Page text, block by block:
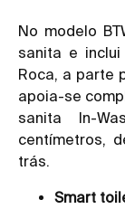
No modelo
sanita e
Roca, a parte
apoia-se
sanita In-
centímetros,
trás.
Smart